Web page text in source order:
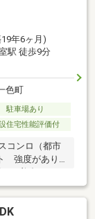
年6ヶ月)
駅 徒歩9分
色町
駐車場あり
住宅性能評価付
コンロ（都市
強度があり
た美邸です